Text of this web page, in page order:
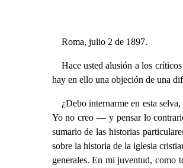
Roma, julio 2 de 1897.
Hace usted alusión a los
hay en ello una objeción de una
¿Debo internarme en esta
Yo no creo — y pensar lo
sumario de las historias
sobre la historia de la iglesia
generales. En mi juventud, como